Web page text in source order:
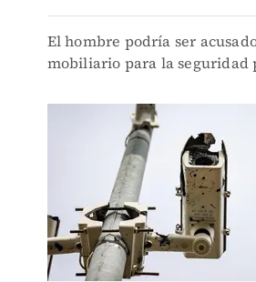
El hombre podría ser
mobiliario para la seguridad